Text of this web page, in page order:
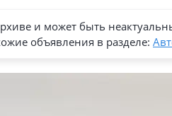
и может быть
объявления в разделе: